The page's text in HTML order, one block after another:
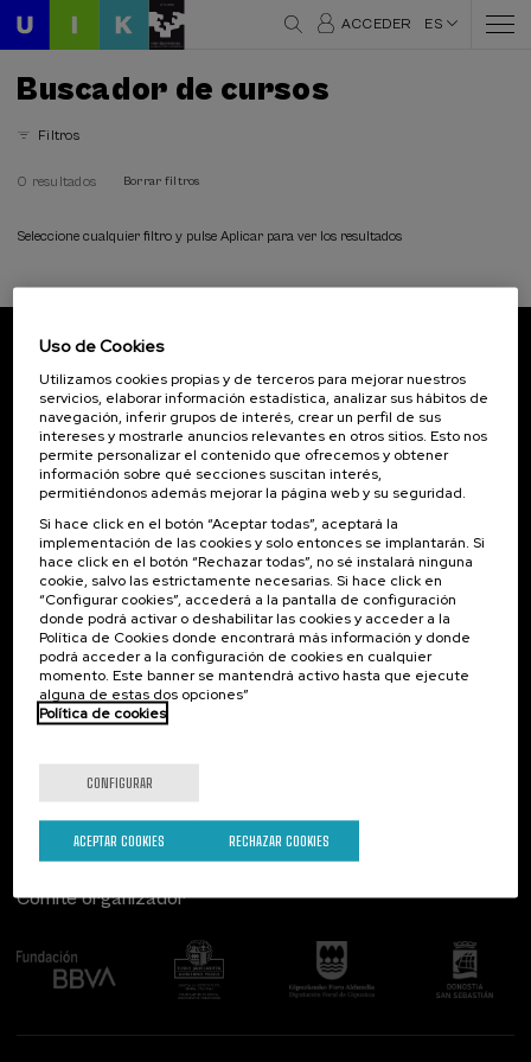
ACCEDER ES
Buscador de cursos
Filtros
0 resultados Borrar filtros
Seleccione cualquier filtro y pulse Aplicar para ver los resultados
Inscríbete para ser el primero/a en recibir las
novedades de UIK.
Suscribirse
Contacto
Palacio Miramar
Paseo de Miraconcha, 48
20007 Donostia / San Sebastián
Gipuzkoa, Spain
Contacta con nosotros
De interés...
Actividades anteriores
Comité organizador
Uso de Cookies
Utilizamos cookies propias y de terceros para mejorar nuestros
servicios, elaborar información estadística, analizar sus hábitos de
navegación, inferir grupos de interés, crear un perfil de sus
intereses y mostrarle anuncios relevantes en otros sitios. Esto nos
permite personalizar el contenido que ofrecemos y obtener
información sobre qué secciones suscitan interés,
permitiéndonos además mejorar la página web y su seguridad.
Si hace click en el botón “Aceptar todas”, aceptará la
implementación de las cookies y solo entonces se implantarán. Si
hace click en el botón “Rechazar todas”, no sé instalará ninguna
cookie, salvo las estrictamente necesarias. Si hace click en
“Configurar cookies”, accederá a la pantalla de configuración
donde podrá activar o deshabilitar las cookies y acceder a la
Política de Cookies donde encontrará más información y donde
podrá acceder a la configuración de cookies en cualquier
momento. Este banner se mantendrá activo hasta que ejecute
alguna de estas dos opciones”
Política de cookies
CONFIGURAR
RECHAZAR COOKIES
ACEPTAR COOKIES